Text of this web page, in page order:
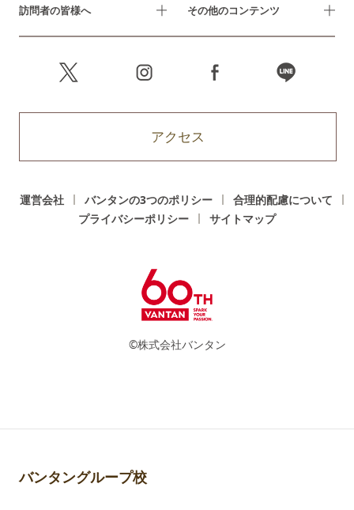
訪問者の皆様へ その他のコンテンツ
アクセス
運営会社 バンタンの3つのポリシー
合理的配慮について
プライバシーポリシー
サイトマップ
©株式会社バンタン
バンタングループ校